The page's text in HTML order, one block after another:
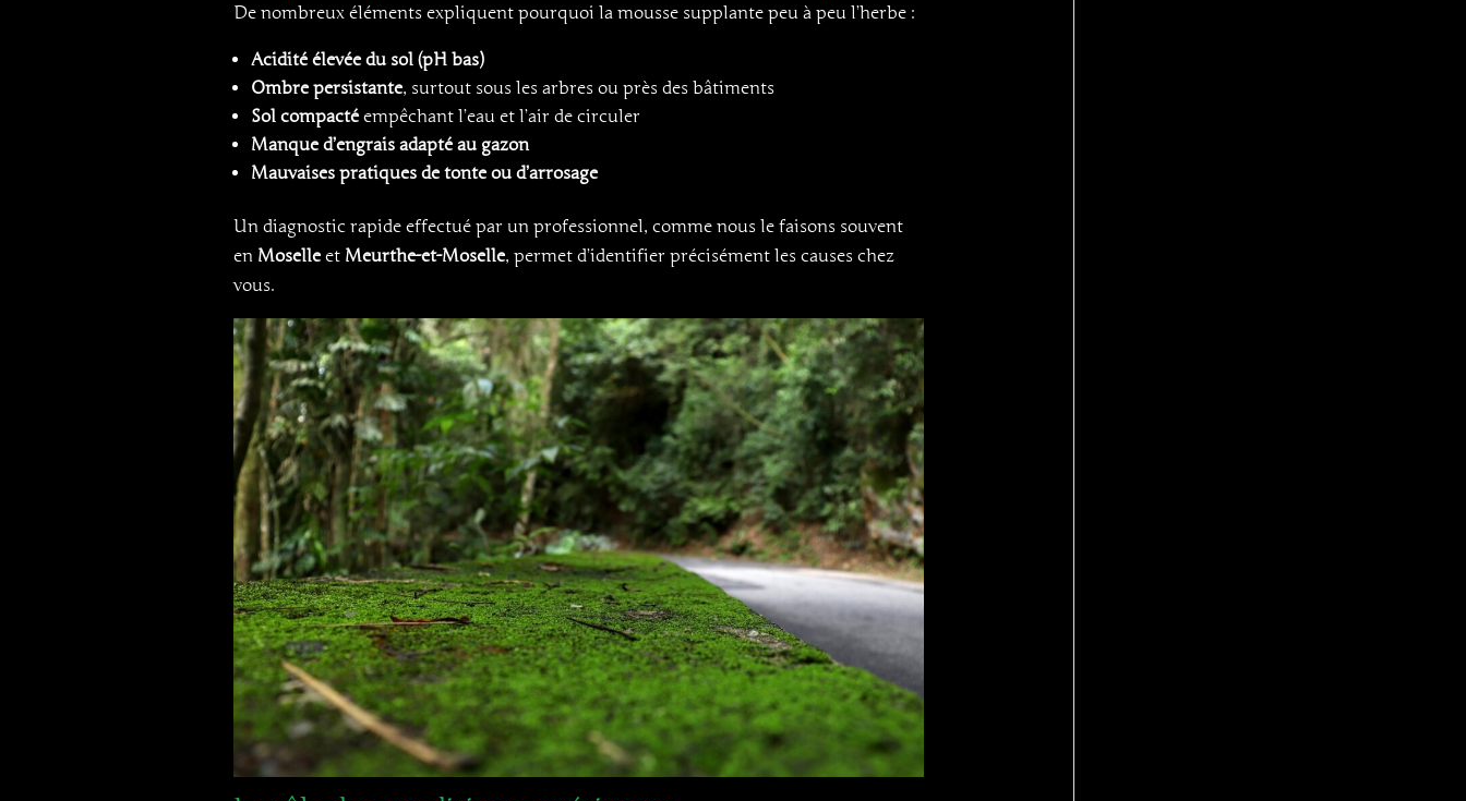
De nombreux éléments expliquent pourquoi la mousse supplante peu à peu l’herbe :
Acidité élevée du sol (pH bas)
Ombre persistante, surtout sous les arbres ou près des bâtiments
Sol compactéempêchant l’eau et l’air de circuler
Manque d’engrais adapté au gazon
Mauvaises pratiques de tonte ou d’arrosage
Un diagnostic rapide effectué par un professionnel, comme nous le faisons souvent
en Moselleet Meurthe-et-Moselle, permet d’identifier précisément les causes chez
vous.